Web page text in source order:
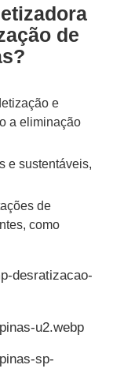
de
e
a eliminação
e sustentáveis,
de
como